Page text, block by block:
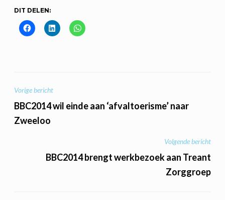
DIT DELEN:
BERICHT
NAVIGATIE
Vorige bericht
BBC2014 wil einde aan ‘afvaltoerisme’ naar
Zweeloo
Volgende bericht
BBC2014 brengt werkbezoek aan Treant
Zorggroep